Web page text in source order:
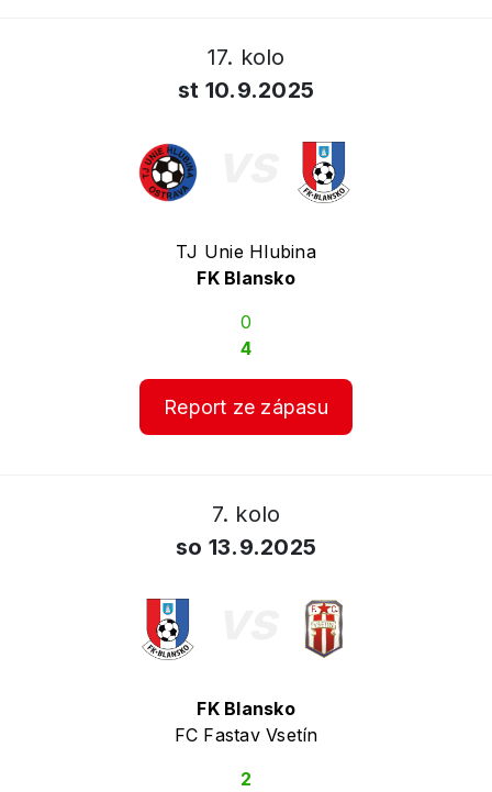
17. kolo
st 10.9.2025
TJ Unie Hlubina
FK Blansko
0
4
Report ze zápasu
7. kolo
so 13.9.2025
FK Blansko
FC Fastav Vsetín
2